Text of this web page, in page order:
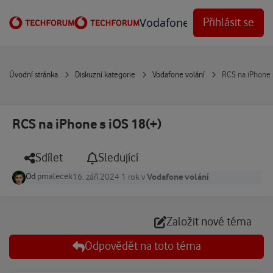
Vodafone Techforum
Přihlásit se
Úvodní stránka Diskuzní kategorie Vodafone volání RCS na
RCS na iPhone s iOS 18(+)
Sdílet Sledující
Od pmalecek16. září 2024 1 rokvVodafone volání
Založit nové téma
Odpovědět na toto téma